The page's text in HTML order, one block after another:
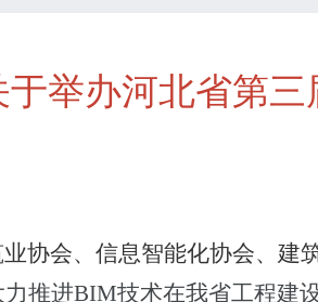
于举办河北省第
协会、信息智能化协会、建
力推进BIM技术在我省工程建